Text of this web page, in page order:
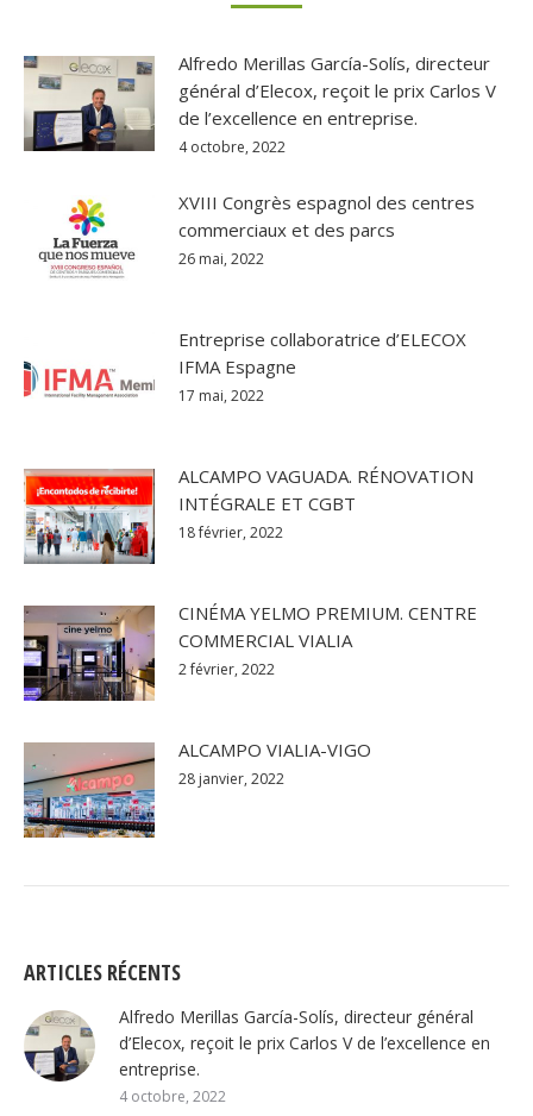
Alfredo Merillas García-Solís, directeur
général d’Elecox, reçoit le prix Carlos V
de l’excellence en entreprise.
4 octobre, 2022
XVIII Congrès espagnol des centres
commerciaux et des parcs
26 mai, 2022
Entreprise collaboratrice d’ELECOX
IFMA Espagne
17 mai, 2022
ALCAMPO VAGUADA. RÉNOVATION
INTÉGRALE ET CGBT
18 février, 2022
CINÉMA YELMO PREMIUM. CENTRE
COMMERCIAL VIALIA
2 février, 2022
ALCAMPO VIALIA-VIGO
28 janvier, 2022
ARTICLES RÉCENTS
Alfredo Merillas García-Solís, directeur général
d’Elecox, reçoit le prix Carlos V de l’excellence en
entreprise.
4 octobre, 2022